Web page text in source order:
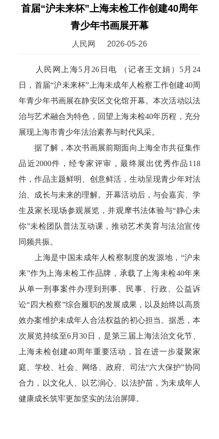
首届“沪未来杯”上海未检工作创建40周年
青少年书画展开幕
人民网 2026-05-26
人民网上海5月26日电 （记者王文娟）5月24
日，首届“沪未来杯”上海未成年人检察工作创建40周
年青少年书画展在静安区文化馆开幕。本次活动以法
治与艺术融合为特色，回望上海未检40年历程，充分
展现上海市青少年法治素养与时代风采。
据了解，本次书画展前期面向上海全市共征集作
品近2000件，经专家评审，最终展出优秀作品118
件，作品主题鲜明、创意鲜活，生动呈现青少年对法
治、成长与未来的理解。开幕活动后，与会嘉宾、学
生及家长现场参观展览，并观摩书法体验与“静心未
你”未检团队普法互动课，推动艺术美育与法治宣传
同频共振。
上海是中国未成年人检察制度的发源地，“沪未
来”作为上海未检工作品牌，承载了上海未检40年来
从单一刑事案件办理到刑事、民事、行政、公益诉
讼“四大检察”综合履职的发展成果，以及始终以高质
效办案维护未成年人合法权益的初心担当。据悉，本
次展览持续至6月30日，是第三届上海法治文化节、
上海未检创建40周年重要活动，旨在进一步凝聚家
庭、学校、社会、网络、政府、司法“六大保护”协同
合力，以文化人、以艺润心、以法护苗，为未成年人
健康成长筑牢更加坚实的法治屏障。